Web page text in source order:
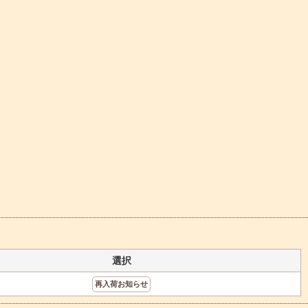
選択
再入荷お知らせ